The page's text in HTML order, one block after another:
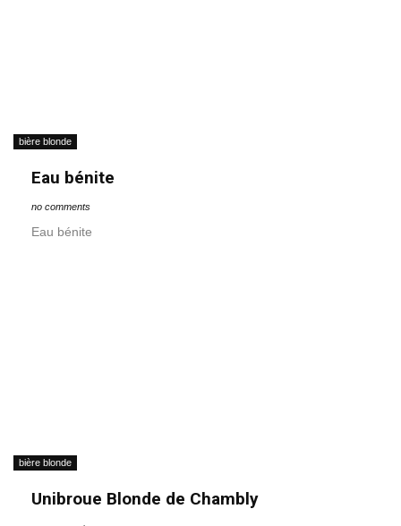
bière blonde
Eau bénite
no comments
Eau bénite
bière blonde
Unibroue Blonde de Chambly